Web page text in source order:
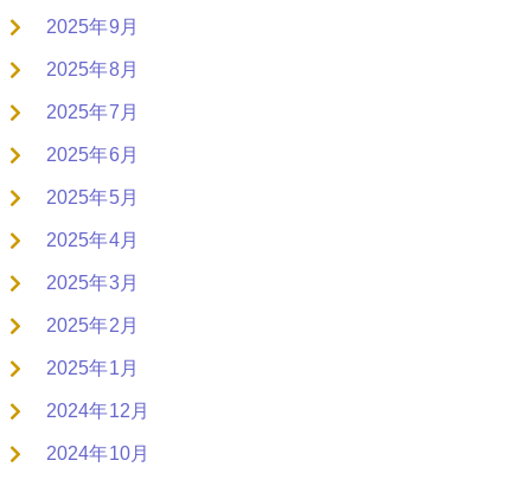
2025年9月
2025年8月
2025年7月
2025年6月
2025年5月
2025年4月
2025年3月
2025年2月
2025年1月
2024年12月
2024年10月